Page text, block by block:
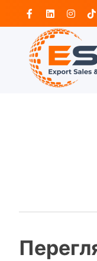
Перейти
Facebook
Linkedin